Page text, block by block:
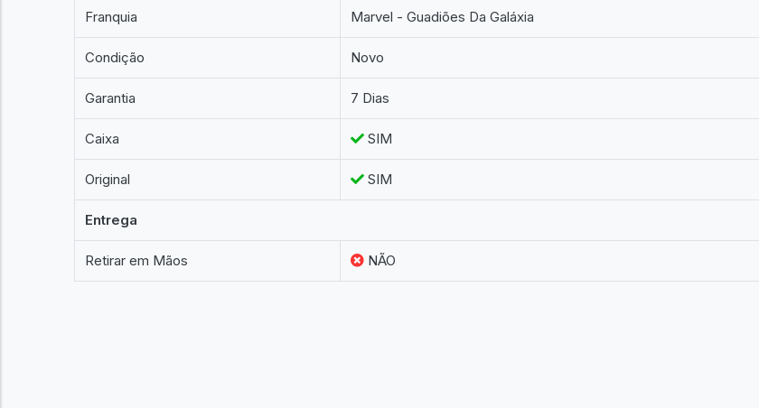
Franquia Marvel - Guadiões Da Galáxia
Condição Novo
Garantia 7 Dias
Caixa SIM
Original SIM
Entrega
Retirar em Mãos NÃO